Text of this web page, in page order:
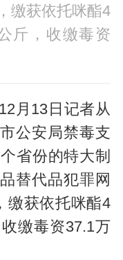
缴获依托咪酯4
斤，收缴毒资
月13日记者从
公安局禁毒支
省份的特大制
替代品犯罪网
缴获依托咪酯4
缴毒资37.1万